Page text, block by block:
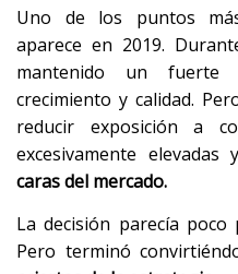
Uno de los puntos
aparece en 2019.
mantenido un fuerte
crecimiento y calidad.
reducir exposición a
excesivamente elevadas y
caras del mercado.
La decisión parecía
Pero terminó